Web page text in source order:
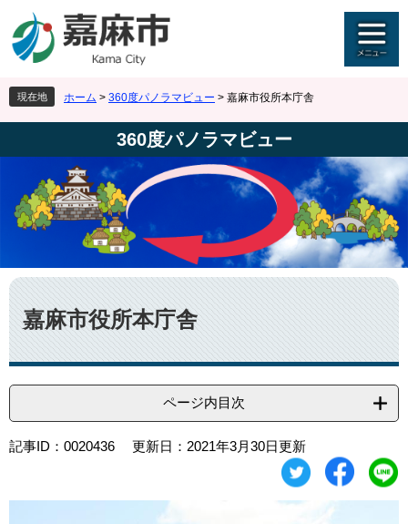
ジ
先
頭
で
ュ
を
飛
ば
現在地 ホーム > 360度パノラマビュー > 嘉麻市役所本庁舎
360度パノラマビュー
本
文
嘉麻市役所本庁舎
ページ内目次
記事ID：0020436 更新日：2021年3月30日更新